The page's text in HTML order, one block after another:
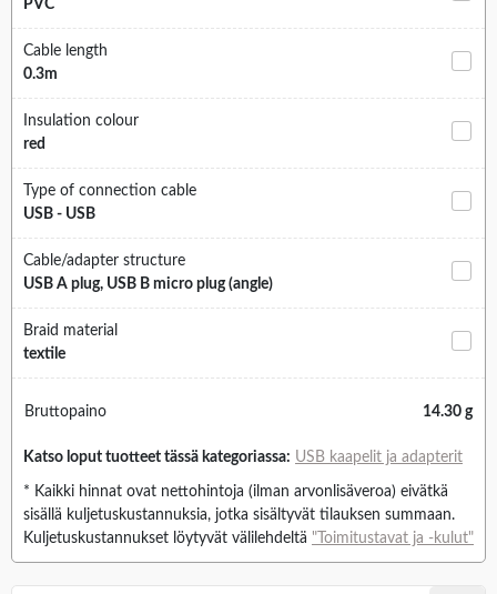
PVC
Cable length
0.3m
Insulation colour
red
Type of connection cable
USB - USB
Cable/adapter structure
USB A plug, USB B micro plug (angle)
Braid material
textile
Bruttopaino 14.30 g
Katso loput tuotteet tässä kategoriassa: USB kaapelit ja adapterit
* Kaikki hinnat ovat nettohintoja (ilman arvonlisäveroa) eivätkä
sisällä kuljetuskustannuksia, jotka sisältyvät tilauksen summaan.
Kuljetuskustannukset löytyvät välilehdeltä "Toimitustavat ja -kulut"